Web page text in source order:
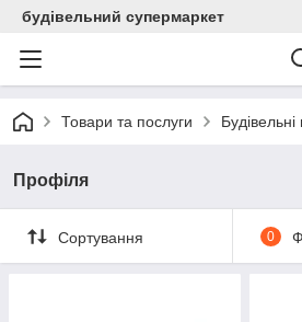
будівельний супермаркет
Товари та послуги
Профіля
Сортування 0